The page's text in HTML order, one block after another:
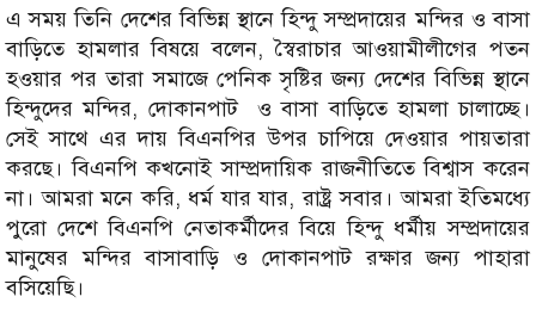
এ সময় তিনি দেশের বিভিন্ন স্থানে হিন্দু সম্প্রদায়ের মন্দির ও বাসা
বাড়িতে হামলার বিষয়ে বলেন, স্বৈরাচার আওয়ামীলীগের পতন
হওয়ার পর তারা সমাজে পেনিক সৃষ্টির জন্য দেশের বিভিন্ন স্থানে
হিন্দুদের মন্দির, দোকানপাট ও বাসা বাড়িতে হামলা চালাচ্ছে।
সেই সাথে এর দায় বিএনপির উপর চাপিয়ে দেওয়ার পায়তারা
করছে। বিএনপি কখনোই সাম্প্রদায়িক রাজনীতিতে বিশ্বাস করেন
না। আমরা মনে করি, ধর্ম যার যার, রাষ্ট্র সবার। আমরা ইতিমধ্যে
পুরো দেশে বিএনপি নেতাকর্মীদের বিয়ে হিন্দু ধর্মীয় সম্প্রদায়ের
মানুষের মন্দির বাসাবাড়ি ও দোকানপাট রক্ষার জন্য পাহারা
বসিয়েছি।